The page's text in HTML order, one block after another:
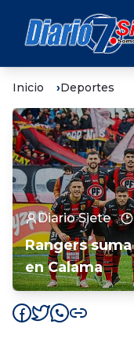
Inicio Deportes
Diario Siete
Rangers
en Calama